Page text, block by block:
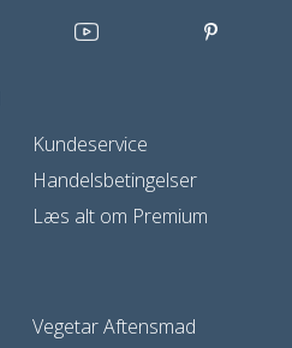
Kundeservice
Handelsbetingelser
Læs alt om Premium
Vegetar Aftensmad